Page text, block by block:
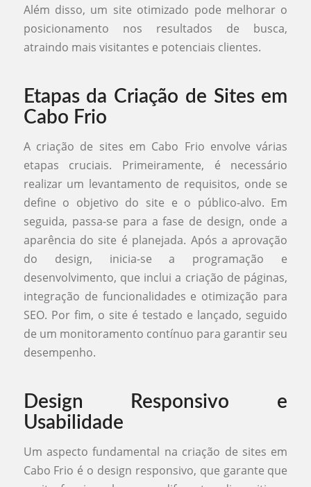
Além disso, um site otimizado pode melhorar o
posicionamento nos resultados de busca,
atraindo mais visitantes e potenciais clientes.
Etapas da Criação de Sites em
Cabo Frio
A criação de sites em Cabo Frio envolve várias
etapas cruciais. Primeiramente, é necessário
realizar um levantamento de requisitos, onde se
define o objetivo do site e o público-alvo. Em
seguida, passa-se para a fase de design, onde a
aparência do site é planejada. Após a aprovação
do design, inicia-se a programação e
desenvolvimento, que inclui a criação de páginas,
integração de funcionalidades e otimização para
SEO. Por fim, o site é testado e lançado, seguido
de um monitoramento contínuo para garantir seu
desempenho.
Design Responsivo e
Usabilidade
Um aspecto fundamental na criação de sites em
Cabo Frio é o design responsivo, que garante que